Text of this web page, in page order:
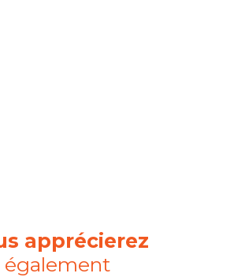
apprécierez
également